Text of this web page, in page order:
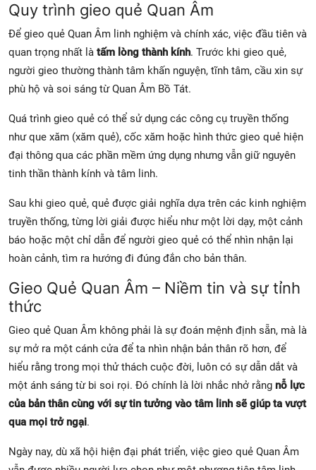
Quy trình gieo quẻ Quan Âm
Để gieo quẻ Quan Âm linh nghiệm và chính xác, việc đầu tiên và
quan trọng nhất là tấm lòng thành kính. Trước khi gieo quẻ,
người gieo thường thành tâm khấn nguyện, tĩnh tâm, cầu xin sự
phù hộ và soi sáng từ Quan Âm Bồ Tát.
Quá trình gieo quẻ có thể sử dụng các công cụ truyền thống
như que xăm (xăm quẻ), cốc xăm hoặc hình thức gieo quẻ hiện
đại thông qua các phần mềm ứng dụng nhưng vẫn giữ nguyên
tinh thần thành kính và tâm linh.
Sau khi gieo quẻ, quẻ được giải nghĩa dựa trên các kinh nghiệm
truyền thống, từng lời giải được hiểu như một lời dạy, một cảnh
báo hoặc một chỉ dẫn để người gieo quẻ có thể nhìn nhận lại
hoàn cảnh, tìm ra hướng đi đúng đắn cho bản thân.
Gieo Quẻ Quan Âm – Niềm tin và sự tỉnh
thức
Gieo quẻ Quan Âm không phải là sự đoán mệnh định sẵn, mà là
sự mở ra một cánh cửa để ta nhìn nhận bản thân rõ hơn, để
hiểu rằng trong mọi thử thách cuộc đời, luôn có sự dẫn dắt và
một ánh sáng từ bi soi rọi. Đó chính là lời nhắc nhở rằng nỗ lực
của bản thân cùng với sự tin tưởng vào tâm linh sẽ giúp ta vượt
qua mọi trở ngại.
Ngày nay, dù xã hội hiện đại phát triển, việc gieo quẻ Quan Âm